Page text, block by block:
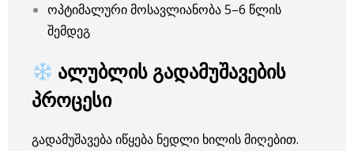
ოპტიმალური მოსავლიანობა 5–6 წლის
შემდეგ
ალუბლის გადამუშავების
პროცესი
გადამუშავება იწყება ნედლი ხილის მიღებით.